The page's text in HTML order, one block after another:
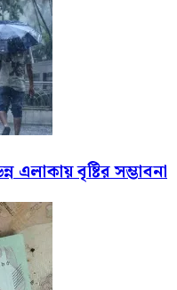
এলাকায় বৃষ্টির সম্ভাবনা